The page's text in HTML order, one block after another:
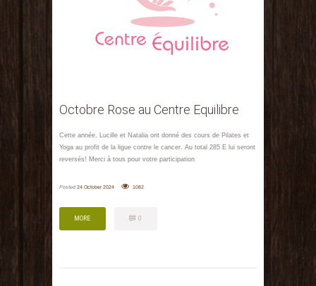
Octobre Rose au Centre Equilibre
Cette année, Lucille et Natalia ont donné des cours de Pilates et
Yoga au profit de la ligue contre le cancer. Au total 285 E lui seront
reversés! Merci à tous pour votre participation
Posted 24 October 2024 1082
MORE 0